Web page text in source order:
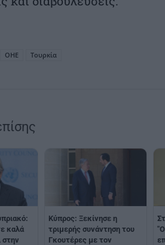
ΟΗΕ Τουρκία
καλά
στην
Κύπρος: Ξεκίνησε η
τριμερής συνάντηση του
Γκουτέρες με τον